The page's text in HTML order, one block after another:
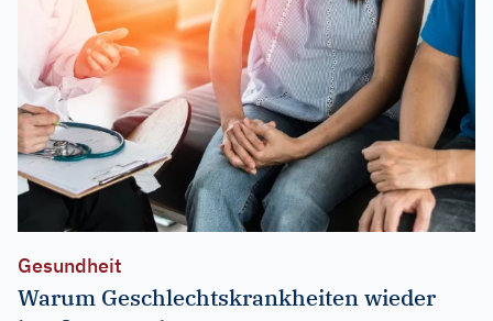
Gesundheit
Warum Geschlechtskrankheiten wieder